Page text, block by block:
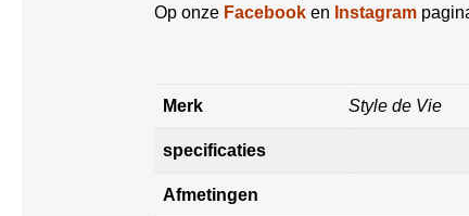
Op onze Facebook en Instagram
Merk Style de Vie
specificaties
Afmetingen